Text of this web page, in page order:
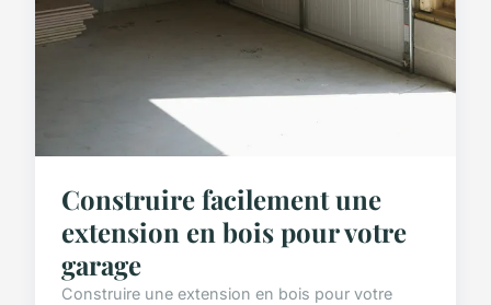
Construire facilement une
extension en bois pour votre
garage
Construire une extension en bois pour votre